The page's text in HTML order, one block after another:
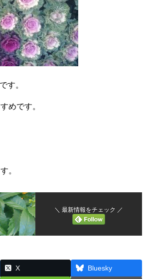
す。
めです。
。
＼ 最新情報をチェック ／
X Bluesky